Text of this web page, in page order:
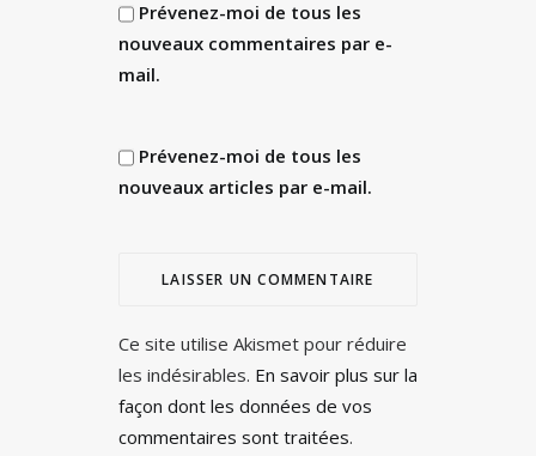
Prévenez-moi de tous les
nouveaux commentaires par e-
mail.
Prévenez-moi de tous les
nouveaux articles par e-mail.
Ce site utilise Akismet pour réduire
les indésirables. En savoir plus sur la
façon dont les données de vos
commentaires sont traitées.